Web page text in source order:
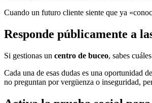
Cuando un futuro cliente siente que ya
Responde públicamente a
Si gestionas un centro de buceo, sabes
Cada una de esas dudas es una oportunidad
no preguntan por vergüenza o inseguridad,